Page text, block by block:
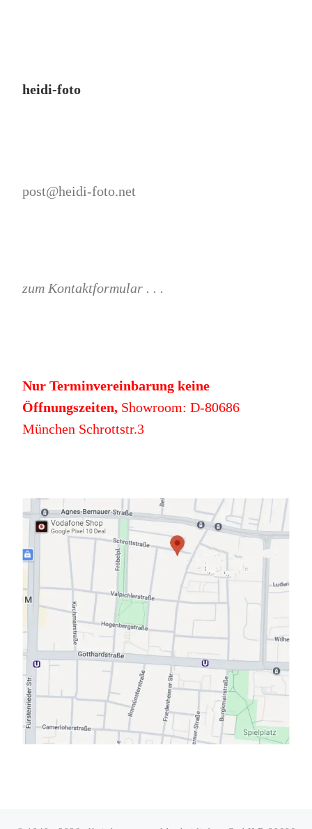
heidi-foto
post@heidi-foto.net
zum Kontaktformular . . .
Nur Terminvereinbarung keine
Öffnungszeiten,Showroom: D-80686
München Schrottstr.3